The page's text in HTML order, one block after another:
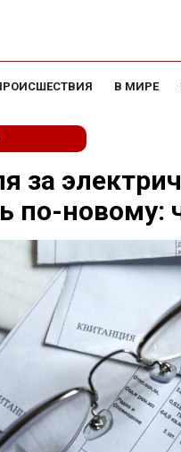
В МИРЕ
за
по-новому: